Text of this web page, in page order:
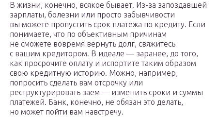
В жизни, конечно, всякое бывает. Из-за запоздавшей
зарплаты, болезни или просто забывчивости
вы можете пропустить срок платежа по кредиту. Если
понимаете, что по объективным причинам
не сможете вовремя вернуть долг, свяжитесь
с вашим кредитором. В идеале — заранее, до того,
как просрочите оплату и испортите таким образом
свою кредитную историю. Можно, например,
попросить сделать вам отсрочку или
реструктурировать заем — изменить сроки и суммы
платежей. Банк, конечно, не обязан это делать,
но может пойти вам навстречу.